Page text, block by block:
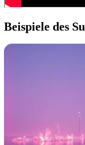
Beispiele des